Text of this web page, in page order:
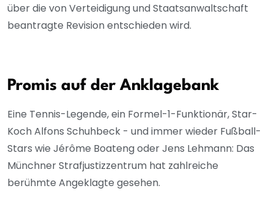
über die von Verteidigung und Staatsanwaltschaft
beantragte Revision entschieden wird.
Promis auf der Anklagebank
Eine Tennis-Legende, ein Formel-1-Funktionär, Star-
Koch Alfons Schuhbeck - und immer wieder Fußball-
Stars wie Jérôme Boateng oder Jens Lehmann: Das
Münchner Strafjustizzentrum hat zahlreiche
berühmte Angeklagte gesehen.